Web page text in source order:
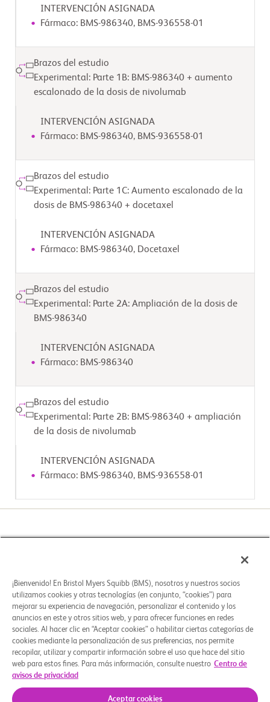
INTERVENCIÓN ASIGNADA
Fármaco: BMS-986340, BMS-936558-01
Brazos del estudio
Experimental: Parte 1B: BMS-986340 + aumento
escalonado de la dosis de nivolumab
INTERVENCIÓN ASIGNADA
Fármaco: BMS-986340, BMS-936558-01
Brazos del estudio
Experimental: Parte 1C: Aumento escalonado de la
dosis de BMS-986340 + docetaxel
INTERVENCIÓN ASIGNADA
Fármaco: BMS-986340, Docetaxel
Brazos del estudio
Experimental: Parte 2A: Ampliación de la dosis de
BMS-986340
INTERVENCIÓN ASIGNADA
Fármaco: BMS-986340
Brazos del estudio
Experimental: Parte 2B: BMS-986340 + ampliación
de la dosis de nivolumab
INTERVENCIÓN ASIGNADA
Fármaco: BMS-986340, BMS-936558-01
Seleccione
una ubicación
del centro del
estudio
Registrarse
¡Bienvenido! En Bristol Myers Squibb (BMS), nosotros y nuestros socios
utilizamos cookies y otras tecnologías (en conjunto, “cookies”) para
mejorar su experiencia de navegación, personalizar el contenido y los
anuncios en este y otros sitios web, y para ofrecer funciones en redes
sociales. Al hacer clic en “Aceptar cookies” o habilitar ciertas categorías de
cookies mediante la personalización de sus preferencias, nos permite
recopilar, utilizar y compartir información sobre el uso que hace del sitio
web para estos fines. Para más información, consulte nuestro Centro de
avisos de privacidad
Aceptar cookies